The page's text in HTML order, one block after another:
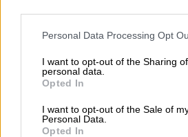
Please note that this website/app
not limited to your visit or usage
grant or deny consent to Google and
use your data for below specified
consent section.
Personal Data Processing Opt
I want to opt-out of the Sharing
personal data.
Opted In
I want to opt-out of the Sale of
Personal Data.
Opted In
Ελλάδα|24.06.2024 18:19
Ολοταχώς στις
για βουτιές όσοι δεν
τριήμερο: Bίντεο με
- Ο καιρός την Τρίτη